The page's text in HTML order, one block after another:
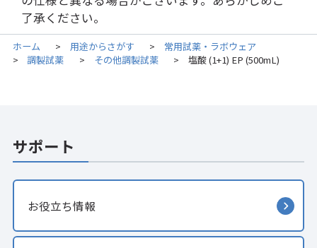
了承ください。
ホーム > 用途からさがす > 常用試薬・ラボウェア
> 調製試薬 > その他調製試薬 > 塩酸 (1+1) EP (500mL)
サポート
お役立ち情報